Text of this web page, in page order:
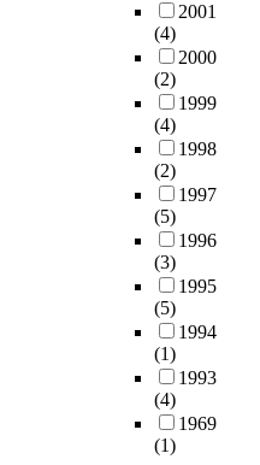
2001
(4)
2000
(2)
1999
(4)
1998
(2)
1997
(5)
1996
(3)
1995
(5)
1994
(1)
1993
(4)
1969
(1)